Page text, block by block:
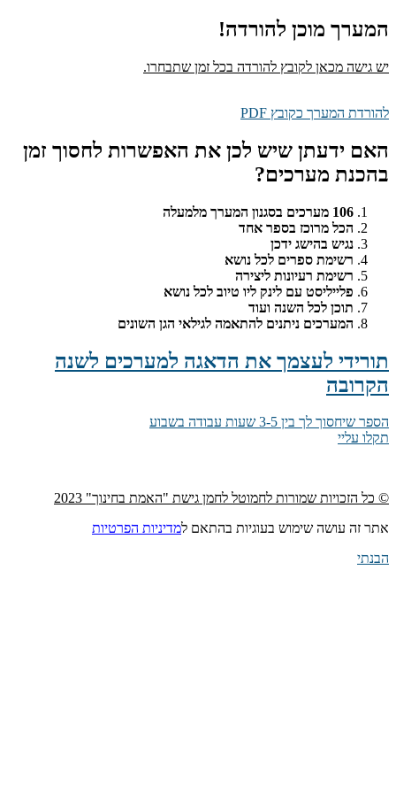
המערך מוכן להורדה!
יש גישה מכאן לקובץ להורדה בכל זמן שתבחרו.
להורדת המערך כקובץ PDF
האם ידעתן שיש לכן את האפשרות לחסוך זמן
בהכנת מערכים?
106 מערכים בסגנון המערך מלמעלה
הכל מרוכז בספר אחד
נגיש בהישג ידכן
רשימת ספרים לכל נושא
רשימת רעיונות ליצירה
פלייליסט עם לינק ליו טיוב לכל נושא
תוכן לכל השנה ועוד
המערכים ניתנים להתאמה לגילאי הגן השונים
תורידי לעצמך את הדאגה למערכים לשנה
הקרובה
הספר שיחסוך לך בין 3-5 שעות עבודה בשבוע
תקלו עליי
© כל הזכויות שמורות לחמוטל לחמן גישת "האמת בחינוך" 2023
אתר זה עושה שימוש בעוגיות בהתאם למדיניות הפרטיות
הבנתי